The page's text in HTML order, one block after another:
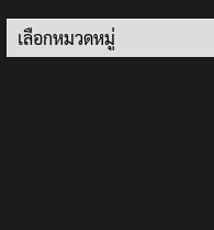
Categories